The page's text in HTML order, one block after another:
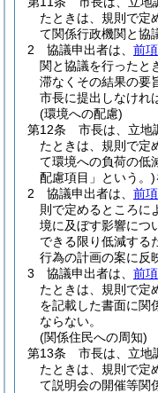
たときは、規則で定
て関係行政機関と協
2
協議申出者は、 前項
関と協議を行ったと
滞なくその結果の要
市長に提出しなけれ
(環境への配慮)
第12条
市長は、立地
たときは、規則で定
て環境への負荷の低
配慮項目」という。)
2
協議申出者は、 前項
則で定めるところに
境に及ぼす影響につ
できる限り低減する
行為の計画の案に反
3
協議申出者は、 前項
たときは、規則で定
を記載した書面に関
ならない。
(関係住民への周知)
第13条
市長は、立地
たときは、規則で定
て説明会の開催等関